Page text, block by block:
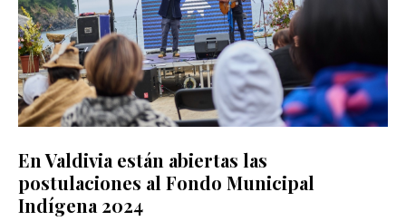
En Valdivia están abiertas las
postulaciones al Fondo Municipal
Indígena 2024